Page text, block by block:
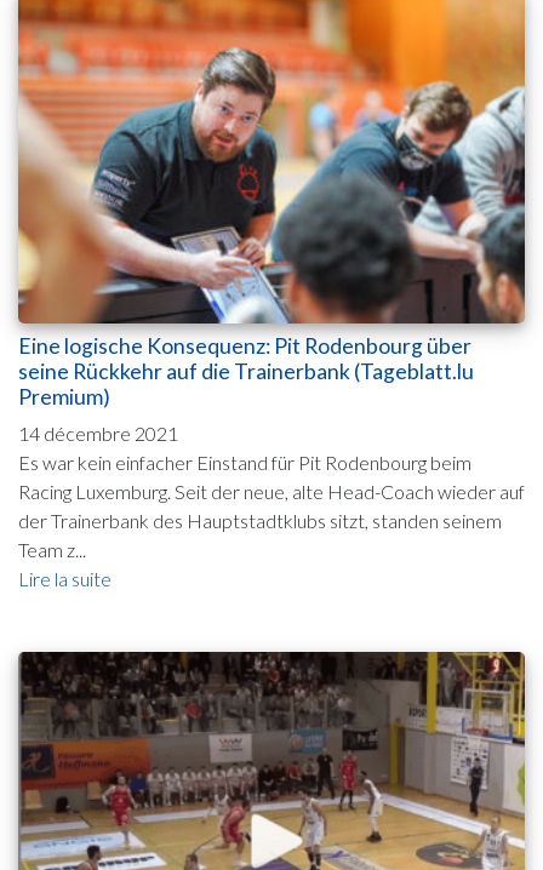
Eine logische Konsequenz: Pit Rodenbourg über
seine Rückkehr auf die Trainerbank (Tageblatt.lu
Premium)
14 décembre 2021
Es war kein einfacher Einstand für Pit Rodenbourg beim
Racing Luxemburg. Seit der neue, alte Head-Coach wieder auf
der Trainerbank des Hauptstadtklubs sitzt, standen seinem
Team z...
Lire la suite